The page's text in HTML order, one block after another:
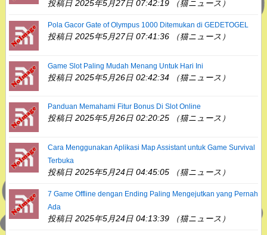
投稿日 2025年5月27日 07:42:19 （猫ニュース）
Pola Gacor Gate of Olympus 1000 Ditemukan di GEDETOGEL
投稿日 2025年5月27日 07:41:36 （猫ニュース）
Game Slot Paling Mudah Menang Untuk Hari Ini
投稿日 2025年5月26日 02:42:34 （猫ニュース）
Panduan Memahami Fitur Bonus Di Slot Online
投稿日 2025年5月26日 02:20:25 （猫ニュース）
Cara Menggunakan Aplikasi Map Assistant untuk Game Survival
Terbuka
投稿日 2025年5月24日 04:45:05 （猫ニュース）
7 Game Offline dengan Ending Paling Mengejutkan yang Pernah
Ada
投稿日 2025年5月24日 04:13:39 （猫ニュース）